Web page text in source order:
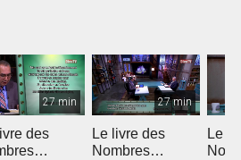
27 min
des
27 min
Le livre des
Nombres
Le